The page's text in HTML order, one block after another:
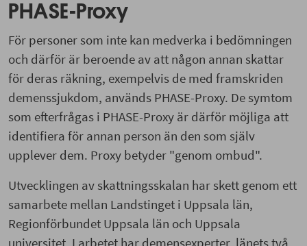
PHASE-Proxy
För personer som inte kan medverka i bedömningen
och därför är beroende av att någon annan skattar
för deras räkning, exempelvis de med framskriden
demenssjukdom, används PHASE-Proxy. De symtom
som efterfrågas i PHASE-Proxy är därför möjliga att
identifiera för annan person än den som själv
upplever dem. Proxy betyder "genom ombud".
Utvecklingen av skattningsskalan har skett genom ett
samarbete mellan Landstinget i Uppsala län,
Regionförbundet Uppsala län och Uppsala
universitet. I arbetet har demensexperter, länets två